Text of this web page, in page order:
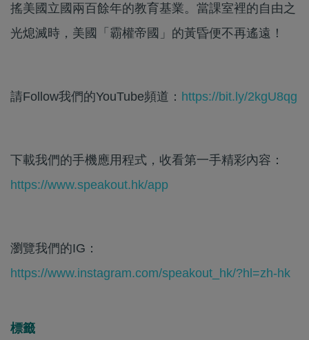
搖美國立國兩百餘年的教育基業。當課室裡的自由之
光熄滅時，美國「霸權帝國」的黃昏便不再遙遠！
請Follow我們的YouTube頻道： https://bit.ly/2kgU8qg
下載我們的手機應用程式，收看第一手精彩內容：
https://www.speakout.hk/app
瀏覽我們的IG：
https://www.instagram.com/speakout_hk/?hl=zh-hk
標籤